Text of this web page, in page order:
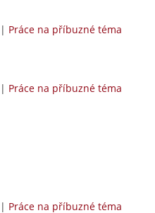
| Práce na příbuzné téma
| Práce na příbuzné téma
| Práce na příbuzné téma